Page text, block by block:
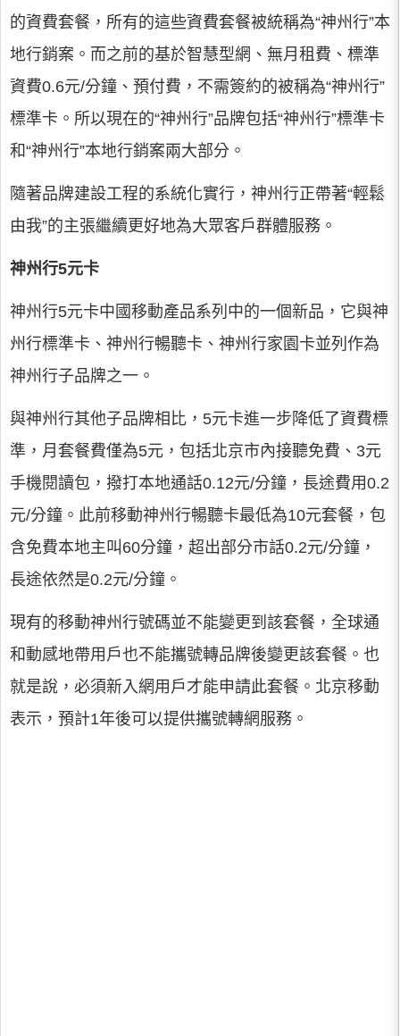
的資費套餐，所有的這些資費套餐被統稱為“神州行”本
地行銷案。而之前的基於智慧型網、無月租費、標準
資費0.6元/分鐘、預付費，不需簽約的被稱為“神州行”
標準卡。所以現在的“神州行”品牌包括“神州行”標準卡
和“神州行”本地行銷案兩大部分。
隨著品牌建設工程的系統化實行，神州行正帶著“輕鬆
由我”的主張繼續更好地為大眾客戶群體服務。
神州行5元卡
神州行5元卡中國移動產品系列中的一個新品，它與神
州行標準卡、神州行暢聽卡、神州行家園卡並列作為
神州行子品牌之一。
與神州行其他子品牌相比，5元卡進一步降低了資費標
準，月套餐費僅為5元，包括北京市內接聽免費、3元
手機閱讀包，撥打本地通話0.12元/分鐘，長途費用0.2
元/分鐘。此前移動神州行暢聽卡最低為10元套餐，包
含免費本地主叫60分鐘，超出部分市話0.2元/分鐘，
長途依然是0.2元/分鐘。
現有的移動神州行號碼並不能變更到該套餐，全球通
和動感地帶用戶也不能攜號轉品牌後變更該套餐。也
就是說，必須新入網用戶才能申請此套餐。北京移動
表示，預計1年後可以提供攜號轉網服務。